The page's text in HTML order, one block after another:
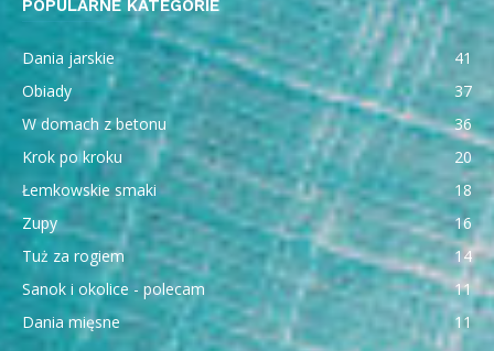
POPULARNE KATEGORIE
Dania jarskie
41
Obiady
37
W domach z betonu
36
Krok po kroku
20
Łemkowskie smaki
18
Zupy
16
Tuż za rogiem
14
Sanok i okolice - polecam
11
Dania mięsne
11